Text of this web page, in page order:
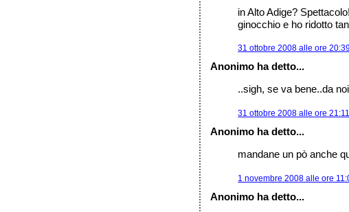
in Alto Adige?
ginocchio e ho ridotto
31 ottobre 2008 alle ore
Anonimo ha detto...
..sigh, se va bene..da
31 ottobre 2008 alle ore 21:11
Anonimo ha detto...
mandane un pò anche
1 novembre 2008 alle ore
Anonimo ha detto...